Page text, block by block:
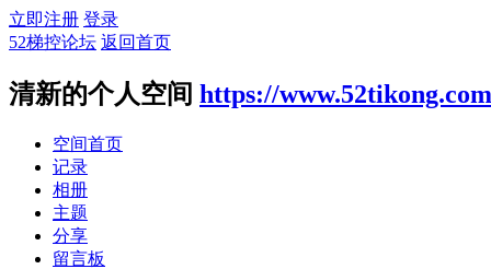
立即注册 登录
52梯控论坛 返回首页
清新的个人空间 https://
空间首页
记录
相册
主题
分享
留言板